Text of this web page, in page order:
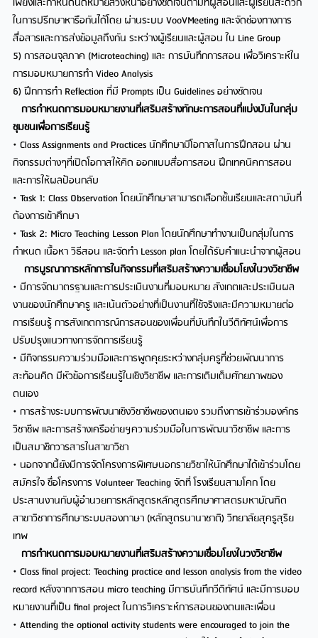
เพียงและกำหนดนัดหมายล่วงหน้าอย่างชัดเจนตามที่ผู้สอนและผู้เรียนสะดวก
ในการปรีกษาหารือกันได้โดย ผ่านระบบ VooVMeeting และจัดช่องทางการ
สื่อสารและการส่งข้อมูลถึงกัน ระหว่างผู้เรียนและผู้สอน ใน Line Group
5) การสอนจุลภาค (Microteaching) และ การบันทึกการสอน เพื่อวิเคราะห์ใน
การมอบหมายการทำ Video Analysis
6) ฝึกการทำ Reflection ที่มี Prompts เป็น Guidelines อย่างชัดเจน
การกำหนดการมอบหมายงานที่เสริมสร้างทักษะการสอนที่แบ่งปันในกลุ่ม
ชุมชนเพื่อการเรียนรู้
• Class Assignments and Practices นักศึกษามีโอกาสในการฝึกสอน ผ่าน
กิจกรรมต่างๆที่เปิดโอกาสให้คิด ออกแบบสื่อการสอน ฝึกเทคนิคการสอน
และการให้ผลป้อนกลับ
• Task 1: Class Observation โดยนักศึกษาสามารถเลือกชั้นเรียนและสถาบันที่
ต้องการเข้าศึกษา
• Task 2: Micro Teaching Lesson Plan โดยนักศึกษาทำงานเป็นกลุ่มในการ
กำหนด เนื้อหา วิธีสอน และจัดทำ Lesson plan โดยได้รับคำแนะนำจากผู้สอน
การบูรณาการหลักการในกิจกรรมที่เสริมสร้างความเชื่อมโยงในวงวิชาชีพ
• มีการจัดมาตรฐานและการประเมินงานที่มอบหมาย สังเกตและประเมินผล
งานของนักศึกษาครู และเน้นตัวอย่างที่เป็นงานที่ใช้จริงและมีความหมายต่อ
การเรียนรู้ การสังเกตการณ์การสอนของเพื่อนที่บันทึกในวีดิทัศน์เพื่อการ
ปรับปรุงแนวทางการจัดการเรียนรู้
• มีกิจกรรมความร่วมมือและการพูดคุยระหว่างกลุ่มครูที่ช่วยพัฒนาการ
สะท้อนคิด มีหัวข้อการเรียนรู้ในเชิงวิชาชีพ และการเติมเต็มศักยภาพของ
ตนเอง
• การสร้างระบบการพัฒนาเชิงวิชาชีพของตนเอง รวมถึงการเข้าร่วมองค์กร
วิชาชีพ และการสร้างเครือข่ายฯความร่วมมือในการพัฒนาวิชาชีพ และการ
เป็นสมาชิกวารสารในสาขาวิชา
• นอกจากนี้ยังมีการจัดโครงการพิเศษนอกรายวิชาให้นักศึกษาได้เข้าร่วมโดย
สมัครใจ ชื่อโครงการ Volunteer Teaching จัดที่ โรงเรียนสามโคก โดย
ประสานงานกับผู้อำนวยการหลักสูตรหลักสูตรศึกษาศาสตรมหาบัณฑิต
สาขาวิชาการศึกษาระบบสองภาษา (หลักสูตรนานาชาติ) วิทยาลัยสุครูสุริย
เทพ
การกำหนดการมอบหมายงานที่เสริมสร้างความเชื่อมโยงในวงวิชาชีพ
• Class final project: Teaching practice and lesson analysis from the video
record หลังจากการสอน micro teaching มีการบันทึกวีดิทัศน์ และมีการมอบ
หมายงานที่เป็น final project ในการวิเคราะห์การสอนของตนและเพื่อน
• Attending the optional activity students were encouraged to join the